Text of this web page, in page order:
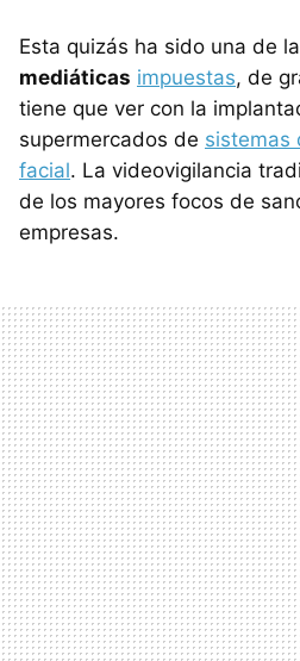
Esta quizás ha sido una de
mediáticas impuestas, de
tiene que ver con la
supermercados de sistemas
facial. La videovigilancia
de los mayores focos de
empresas.